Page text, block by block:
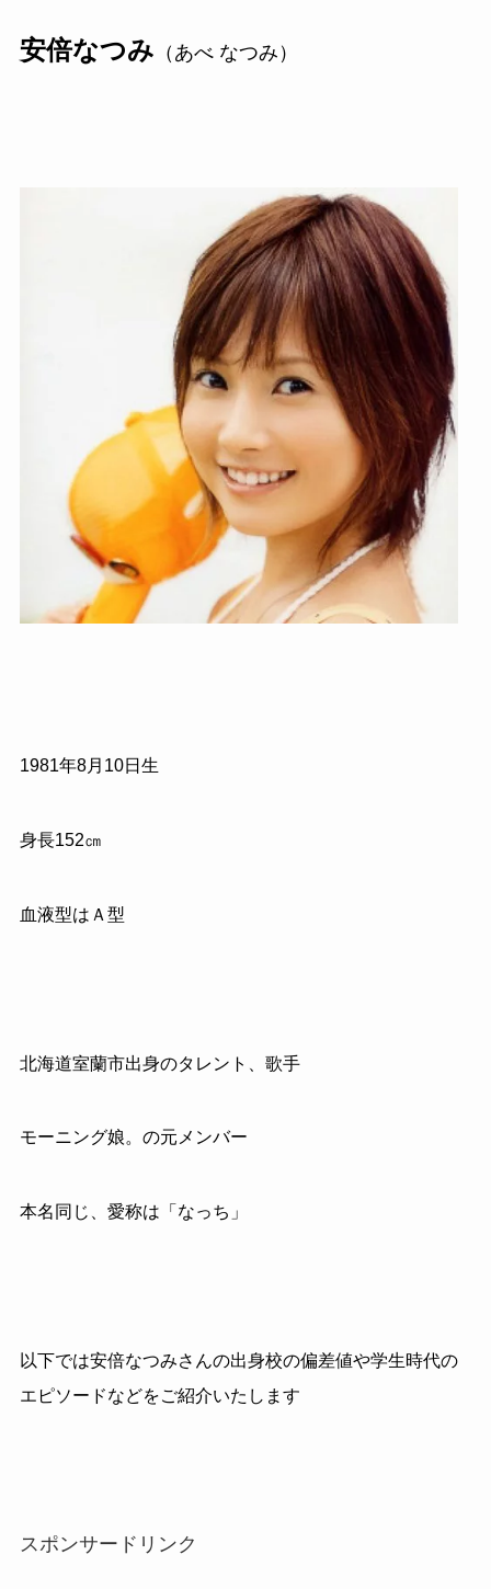
安倍なつみ （あべ なつみ）
1981年8月 10日生
身長152㎝
血液型はＡ型
北海道室蘭市出身のタレント、歌手
モーニング娘。の元メンバー
本名同じ、愛称は「なっち」
以下では安倍なつみさんの出身校の偏差値や学生時代の
エピソードなどをご紹介いたします
スポンサードリンク